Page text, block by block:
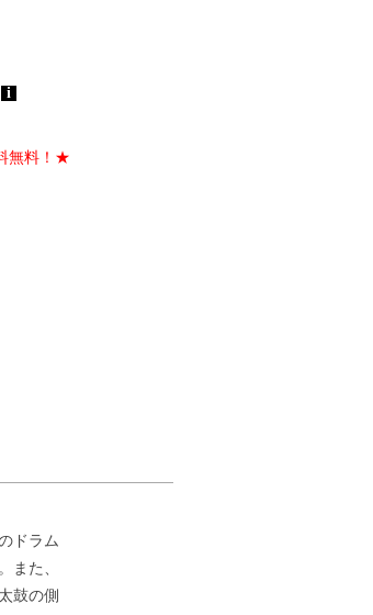
無料！★
ドラム
また、
鼓の側